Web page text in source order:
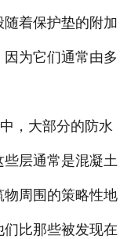
着保护垫的附加
为它们通常由多
，大部分的防水
层通常是混凝土
周围的策略性地
比那些被发现在